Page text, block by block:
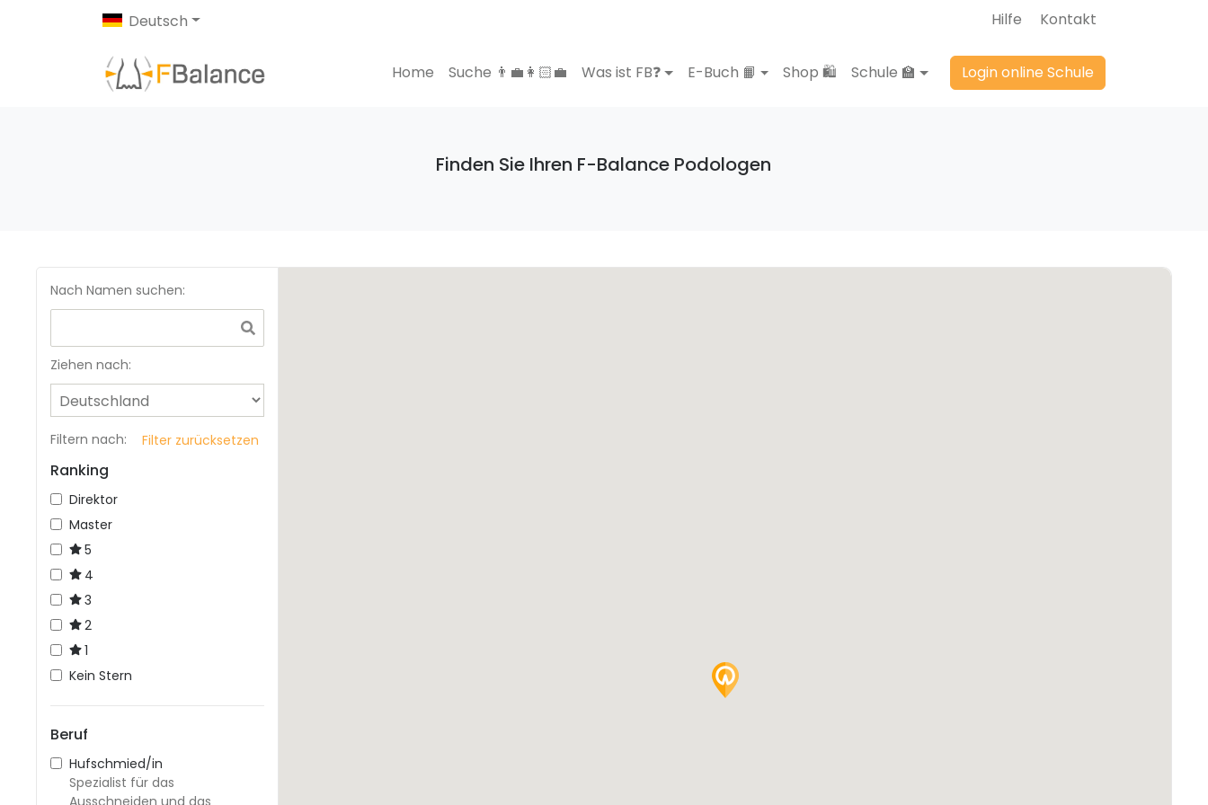
Deutsch Hilfe Kontakt
Home Suche 👨‍💼👩🏻‍💼 Was ist FB❓ E-Buch 📙 Shop 🛍️ Schule 🏫 Login online Schule
Finden Sie Ihren F-Balance Podologen
Nach Namen suchen:
Ziehen nach:
Filtern nach: Filter zurücksetzen
Ranking
Direktor
Master
5
4
3
2
1
Kein Stern
Beruf
Hufschmied/in
Spezialist für das
Ausschneiden und das